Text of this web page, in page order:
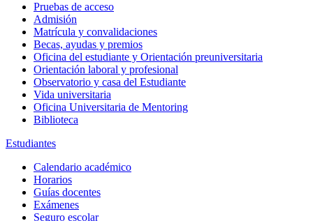
Pruebas de acceso
Admisión
Matrícula y convalidaciones
Becas, ayudas y premios
Oficina del estudiante y Orientación preuniversitaria
Orientación laboral y profesional
Observatorio y casa del Estudiante
Vida universitaria
Oficina Universitaria de Mentoring
Biblioteca
Estudiantes
Calendario académico
Horarios
Guías docentes
Exámenes
Seguro escolar